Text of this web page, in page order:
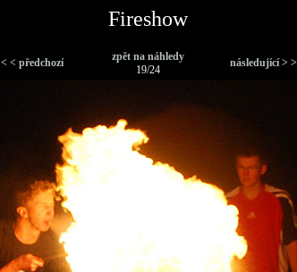
Fireshow
< < předchozí
zpět na náhledy
19/24
následující > >